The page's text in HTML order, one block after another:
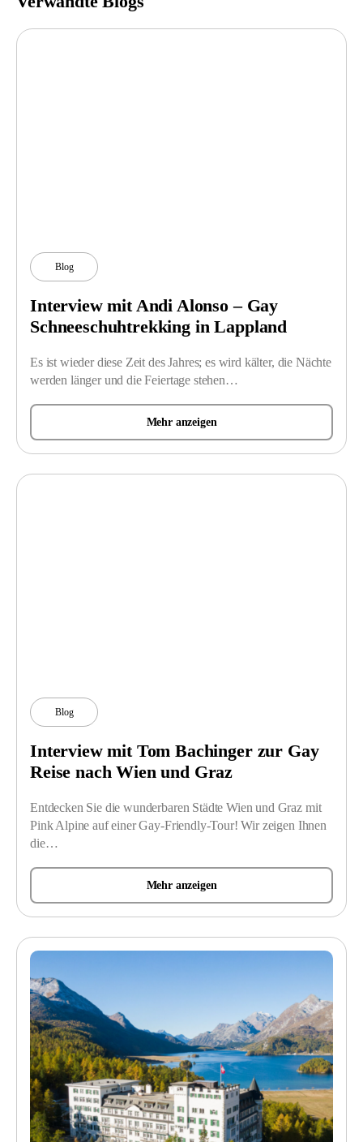
Blog
Interview mit Andi Alonso – Gay
Schneeschuhtrekking in Lappland
Es ist wieder diese Zeit des Jahres; es wird kälter, die Nächte
werden länger und die Feiertage stehen…
Mehr anzeigen
Blog
Interview mit Tom Bachinger zur Gay
Reise nach Wien und Graz
Entdecken Sie die wunderbaren Städte Wien und Graz mit
Pink Alpine auf einer Gay-Friendly-Tour! Wir zeigen Ihnen
die…
Mehr anzeigen